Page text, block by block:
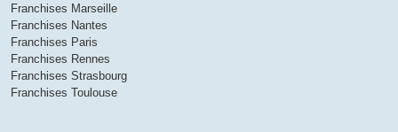
Franchises Marseille
Franchises Nantes
Franchises Paris
Franchises Rennes
Franchises Strasbourg
Franchises Toulouse